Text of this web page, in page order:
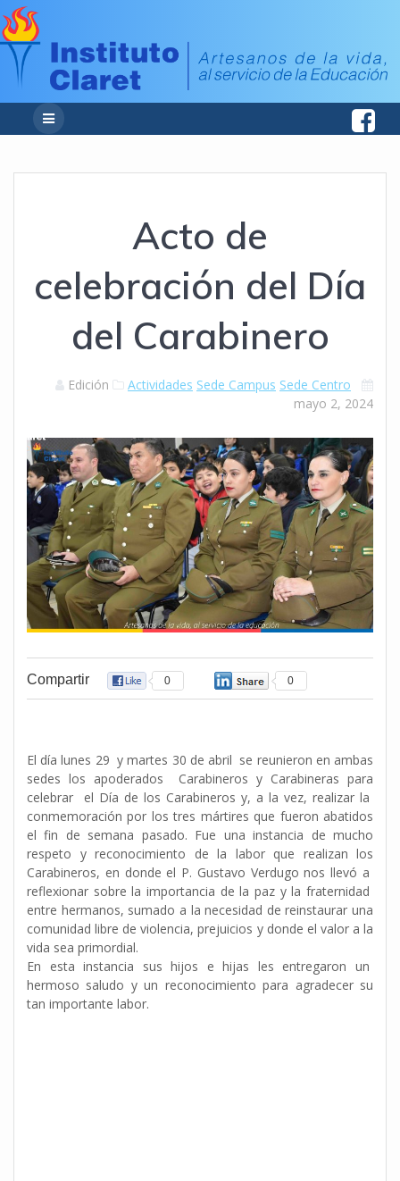
Acto de
celebración del Día
del Carabinero
Edición Actividades Sede Campus Sede Centro
mayo 2, 2024
Compartir 0 0
El día lunes 29 y martes 30 de abril se reunieron en ambas
sedes los apoderados Carabineros y Carabineras para
celebrar el Día de los Carabineros y, a la vez, realizar la
conmemoración por los tres mártires que fueron abatidos
el fin de semana pasado. Fue una instancia de mucho
respeto y reconocimiento de la labor que realizan los
Carabineros, en donde el P. Gustavo Verdugo nos llevó a
reflexionar sobre la importancia de la paz y la fraternidad
entre hermanos, sumado a la necesidad de reinstaurar una
comunidad libre de violencia, prejuicios y donde el valor a la
vida sea primordial.
En esta instancia sus hijos e hijas les entregaron un
hermoso saludo y un reconocimiento para agradecer su
tan importante labor.